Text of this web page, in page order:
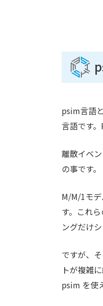
psim言語
言語です
離散イベ
の事です。
M/M/1モ
す。これ
ングだけ
ですが、
トが複雑
psim を使